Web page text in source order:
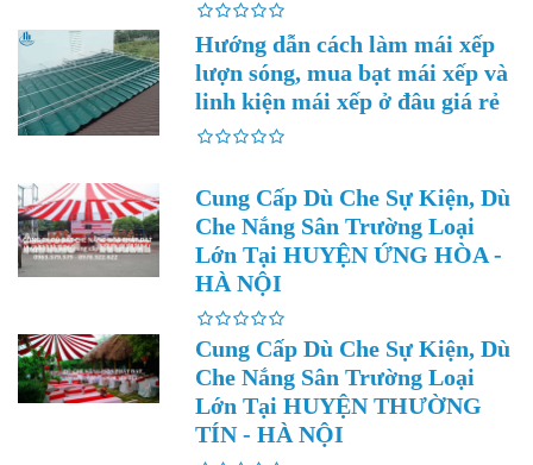
Hướng dẫn cách làm mái xếp
lượn sóng, mua bạt mái xếp và
linh kiện mái xếp ở đâu giá rẻ
Cung Cấp Dù Che Sự Kiện, Dù
Che Nắng Sân Trường Loại
Lớn Tại HUYỆN ỨNG HÒA -
HÀ NỘI
Cung Cấp Dù Che Sự Kiện, Dù
Che Nắng Sân Trường Loại
Lớn Tại HUYỆN THƯỜNG
TÍN - HÀ NỘI